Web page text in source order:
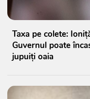
Taxa pe colete:
Guvernul poate
jupuiți oaia